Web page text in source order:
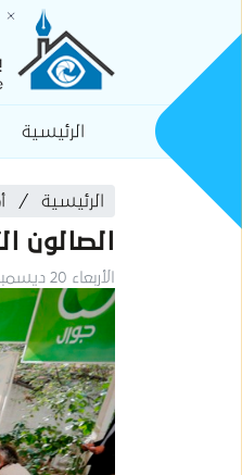
الرئيسية
الرئيسية
الصالون
الأربعاء 20 ديسمبر 2017 بتوقيت القدس المحتلة